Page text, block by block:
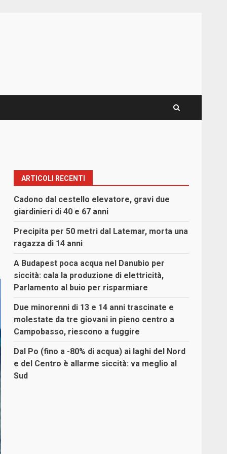
ARTICOLI RECENTI
Cadono dal cestello elevatore, gravi due
giardinieri di 40 e 67 anni
Precipita per 50 metri dal Latemar, morta una
ragazza di 14 anni
A Budapest poca acqua nel Danubio per
siccità: cala la produzione di elettricità,
Parlamento al buio per risparmiare
Due minorenni di 13 e 14 anni trascinate e
molestate da tre giovani in pieno centro a
Campobasso, riescono a fuggire
Dal Po (fino a -80% di acqua) ai laghi del Nord
e del Centro è allarme siccità: va meglio al
Sud